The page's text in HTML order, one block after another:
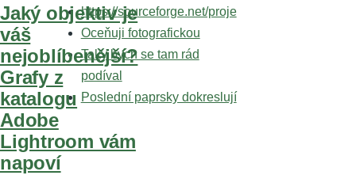
Jaký objektiv je
váš
nejoblíbenější?
Grafy z
katalogu
Adobe
Lightroom vám
napoví
https://sourceforge.net/proje
Oceňuji fotografickou
Taky bych se tam rád
podíval
Poslední paprsky dokreslují